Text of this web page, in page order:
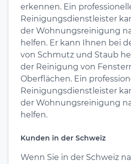
erkennen. Ein
Reinigungsdienstleister
der Wohnungsreinigung
helfen. Er kann Ihnen bei
von Schmutz und Staub
der Reinigung von
Oberflächen. Ein
Reinigungsdienstleister
der Wohnungsreinigung
helfen.
Kunden in der Schweiz
Wenn Sie in der Schweiz